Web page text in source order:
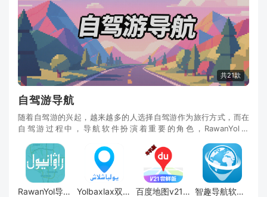
共21款
自驾游导航
随着自驾游的兴起，越来越多的人选择自驾游作为旅行方式，而在
自驾游过程中，导航软件扮演着重要的角色，RawanYol、
能提供周边的美食住宿等信息，小编收集了适合自驾游导航规划的
软件，用户可以根据关键词找到附近的自然景点、旅游景区、购物
中心等，方便用户在自
RawanYol导航app安卓版 Yolbaxlax双语导航软件手机版(维语汉语导航软件) 百度地图v21车机版悬浮版本 智趣导航软件手机客户端